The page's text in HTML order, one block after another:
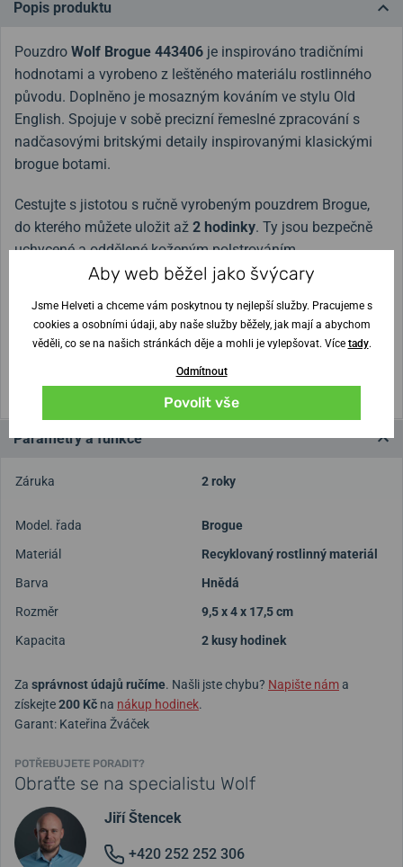
Popis produktu
Pouzdro Wolf Brogue 443406 je inspirováno tradičními
hodnotami a vyrobeno z leštěného materiálu rostlinného
původu. Doplněno je mosazným kováním ve stylu Old
English. Spojuje v sobě precizní řemeslné zpracování s
nadčasovými britskými detaily inspirovanými klasickými
brogue botami.
Cestujte s jistotou s ručně vyrobeným pouzdrem Brogue,
do kterého můžete uložit až 2 hodinky. Ty jsou bezpečně
uchycené a oddělené koženým polstrováním.
V článkuHodinky v bezpečí? Poradíme, jaké pouzdro nebo
box vybratnajdete přehled typů pouzder a boxů na
Parametry a funkce
Záruka 2 roky
Model. řada
Brogue
Materiál
Recyklovaný rostlinný materiál
Barva
Hnědá
Rozměr
9,5 x 4 x 17,5 cm
Kapacita
2 kusy hodinek
Za správnost údajů ručíme. Našli jste chybu? Napište náma
získejte200 Kč na nákup hodinek.
Garant: Kateřina Žváček
POTŘEBUJETE PORADIT?
Obraťte se na specialistu Wolf
Jiří Štencek
+420 252 252 306
Aby web běžel jako švýcary
Jsme Helveti a chceme vám poskytnou ty nejlepší služby. Pracujeme s
cookies a osobními údaji, aby naše služby běžely, jak mají a abychom
věděli, co se na našich stránkách děje a mohli je vylepšovat. Více tady.
Odmítnout
Povolit vše